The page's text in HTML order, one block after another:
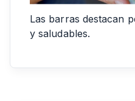
Las barras destacan
y saludables.